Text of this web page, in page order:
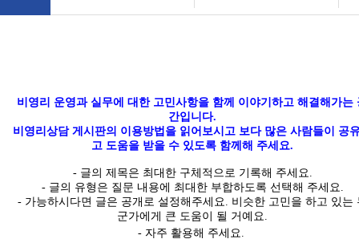
비영리 운영과 실무에 대한 고민사항을 함께 이야기하고 해결해가는
간입니다.
비영리상담 게시판의 이용방법을 읽어보시고 보다 많은 사람들이 공
고 도움을 받을 수 있도록 함께해 주세요.
- 글의 제목은 최대한 구체적 으로 기록해 주세요.
- 글의 유형은 질문 내용에 최대한 부합하도록 선택해 주세요.
- 가능하시다면 글은 공개 로 설정해주세요. 비슷한 고민을 하고 있는
군가에게 큰 도움이 될 거예요.
- 자주 활용해 주세요.